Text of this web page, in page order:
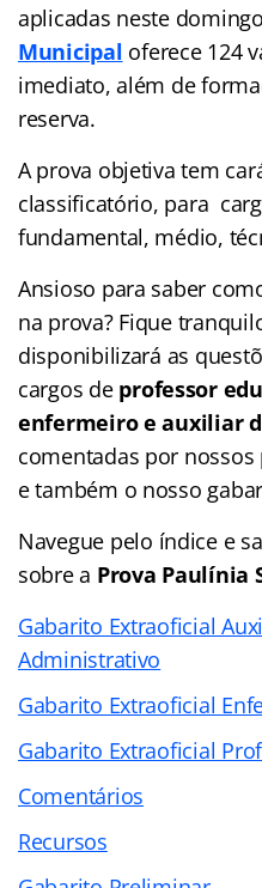
aplicadas neste
Municipal oferece 124
imediato, além de
reserva.
A prova objetiva tem
classificatório, para
fundamental, médio,
Ansioso para saber
na prova? Fique
disponibilizará as
cargos de professor
enfermeiro e auxiliar
comentadas por
e também o nosso
Navegue pelo índicee
sobre a Prova Paulínia
Gabarito Extraoficial
Administrativo
Gabarito Extraoficial
Gabarito Extraoficial
Comentários
Recursos